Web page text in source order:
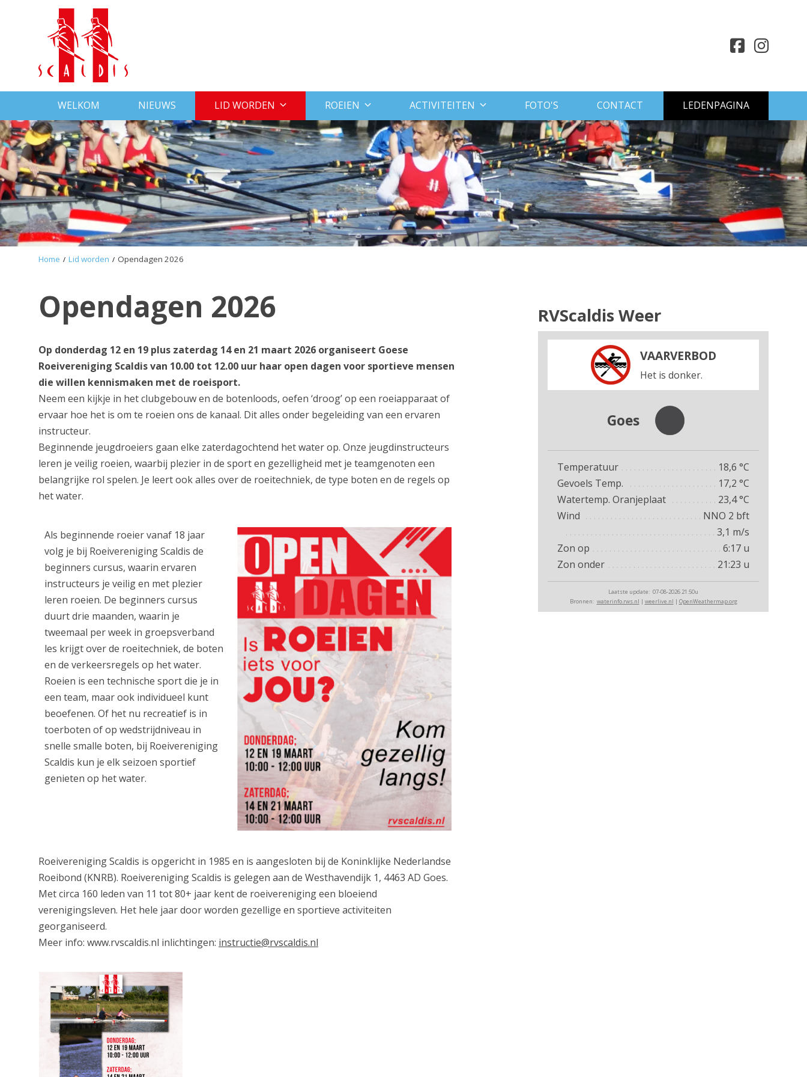
WELKOM NIEUWS LID WORDEN ROEIEN ACTIVITEITEN FOTO'S CONTACT LEDENPAGINA
Home Lid worden Opendagen 2026
Opendagen 2026
Op donderdag 12 en 19 plus zaterdag 14 en 21 maart 2026 organiseert Goese
Roeivereniging Scaldis van 10.00 tot 12.00 uur haar open dagen voor sportieve mensen
die willen kennismaken met de roeisport.
Neem een kijkje in het clubgebouw en de botenloods, oefen ‘droog’ op een roeiapparaat of
ervaar hoe het is om te roeien ons de kanaal. Dit alles onder begeleiding van een ervaren
instructeur.
Beginnende jeugdroeiers gaan elke zaterdagochtend het water op. Onze jeugdinstructeurs
leren je veilig roeien, waarbij plezier in de sport en gezelligheid met je teamgenoten een
belangrijke rol spelen. Je leert ook alles over de roeitechniek, de type boten en de regels op
het water.
Als beginnende roeier vanaf 18 jaar
volg je bij Roeivereniging Scaldis de
beginners cursus, waarin ervaren
instructeurs je veilig en met plezier
leren roeien. De beginners cursus
duurt drie maanden, waarin je
tweemaal per week in groepsverband
les krijgt over de roeitechniek, de boten
en de verkeersregels op het water.
Roeien is een technische sport die je in
een team, maar ook individueel kunt
beoefenen. Of het nu recreatief is in
toerboten of op wedstrijdniveau in
snelle smalle boten, bij Roeivereniging
Scaldis kun je elk seizoen sportief
genieten op het water.
Roeivereniging Scaldis is opgericht in 1985 en is aangesloten bij de Koninklijke Nederlandse
Roeibond (KNRB). Roeivereniging Scaldis is gelegen aan de Westhavendijk 1, 4463 AD Goes.
Met circa 160 leden van 11 tot 80+ jaar kent de roeivereniging een bloeiend
verenigingsleven. Het hele jaar door worden gezellige en sportieve activiteiten
georganiseerd.
Meer info: www.rvscaldis.nl inlichtingen: instructie@rvscaldis.nl
RVScaldis Weer
VAARVERBOD
Het is donker.
Goes
Temperatuur 18,6 °C
Gevoels Temp.
17,2 °C
Watertemp. Oranjeplaat
23,4°C
Wind
NNO 2 bft
3,1 m/s
Zon op
6:17 u
Zon onder
21:23 u
Laatste update: 07-08-2026 21:50u
waterinfo.rws.nl
weerlive.nl OpenWeathermap.org